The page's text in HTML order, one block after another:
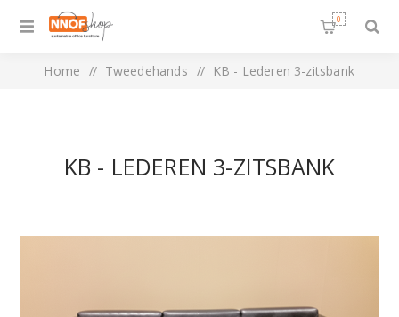
0
Home / Tweedehands / KB - Lederen 3-zitsbank
KB - LEDEREN 3-ZITSBANK